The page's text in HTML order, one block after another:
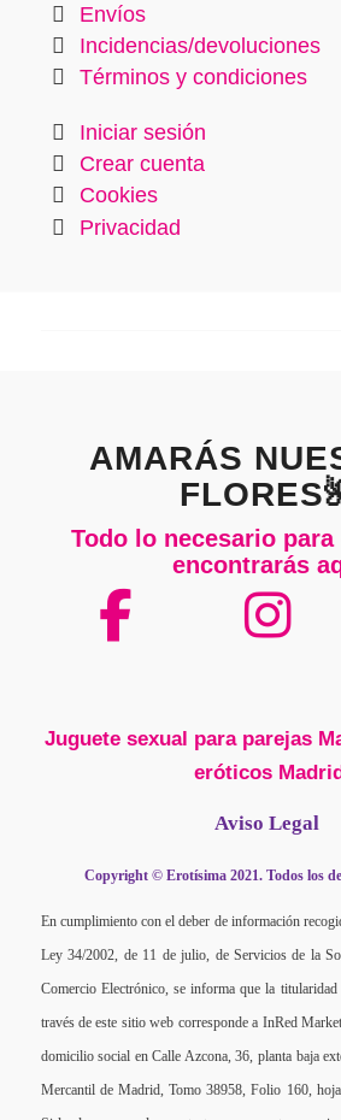
Envíos
Incidencias/devoluciones
Términos y condiciones
Iniciar sesión
Crear cuenta
Cookies
Privacidad
AMARÁS
Todo lo necesario
encontrarás
Juguete sexual para parejas
eróticos
Aviso Legal
Copyright © Erotísima 2021. Todos los
En cumplimiento con el deber de información
Ley 34/2002, de 11 de julio, de Servicios de la
Comercio Electrónico, se informa que la
través de este sitio web corresponde a InRed
domicilio social en Calle Azcona, 36, planta baja
Mercantil de Madrid, Tomo 38958, Folio 160,